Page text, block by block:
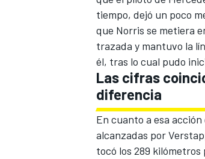
tiempo, dejó un poco
que Norris se metiera
trazada y mantuvo la
él, tras lo cual pudo
Las cifras
diferencia
En cuanto a esa
alcanzadas por
tocó los 289